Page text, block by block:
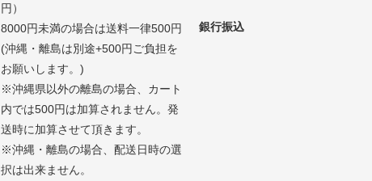
円）
8000円未満の場合は送料一律500円
(沖縄・離島は別途+500円ご負担を
お願いします。)
※沖縄県以外の離島の場合、カート
内では500円は加算されません。発
送時に加算させて頂きます。
※沖縄・離島の場合、配送日時の選
択は出来ません。
銀行振込